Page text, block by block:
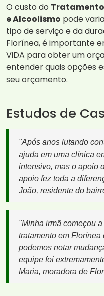
O custo do
e Alcoolismo pode
tipo de serviço e da
Florínea, é importante
ViDA para obter um
entender quais opções
seu orçamento.
Estudos de
"Após anos lutando
ajuda em uma clínica
intensivo, mas o apoio
apoio fez toda a
João, residente do
"Minha irmã começou
tratamento em Florínea
podemos notar
equipe foi
Maria, moradora de